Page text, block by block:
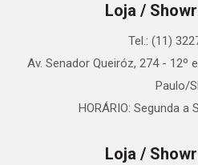
Loja /
Tel.: (11)
Av. Senador Queiróz, 274 - 12º
Paulo/
HORÁRIO: Segunda a
Loja /